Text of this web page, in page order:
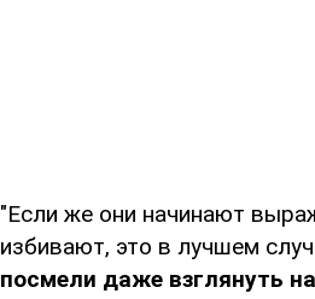
"Если же они начинают
избивают, это в лучшем
посмели даже взглянуть